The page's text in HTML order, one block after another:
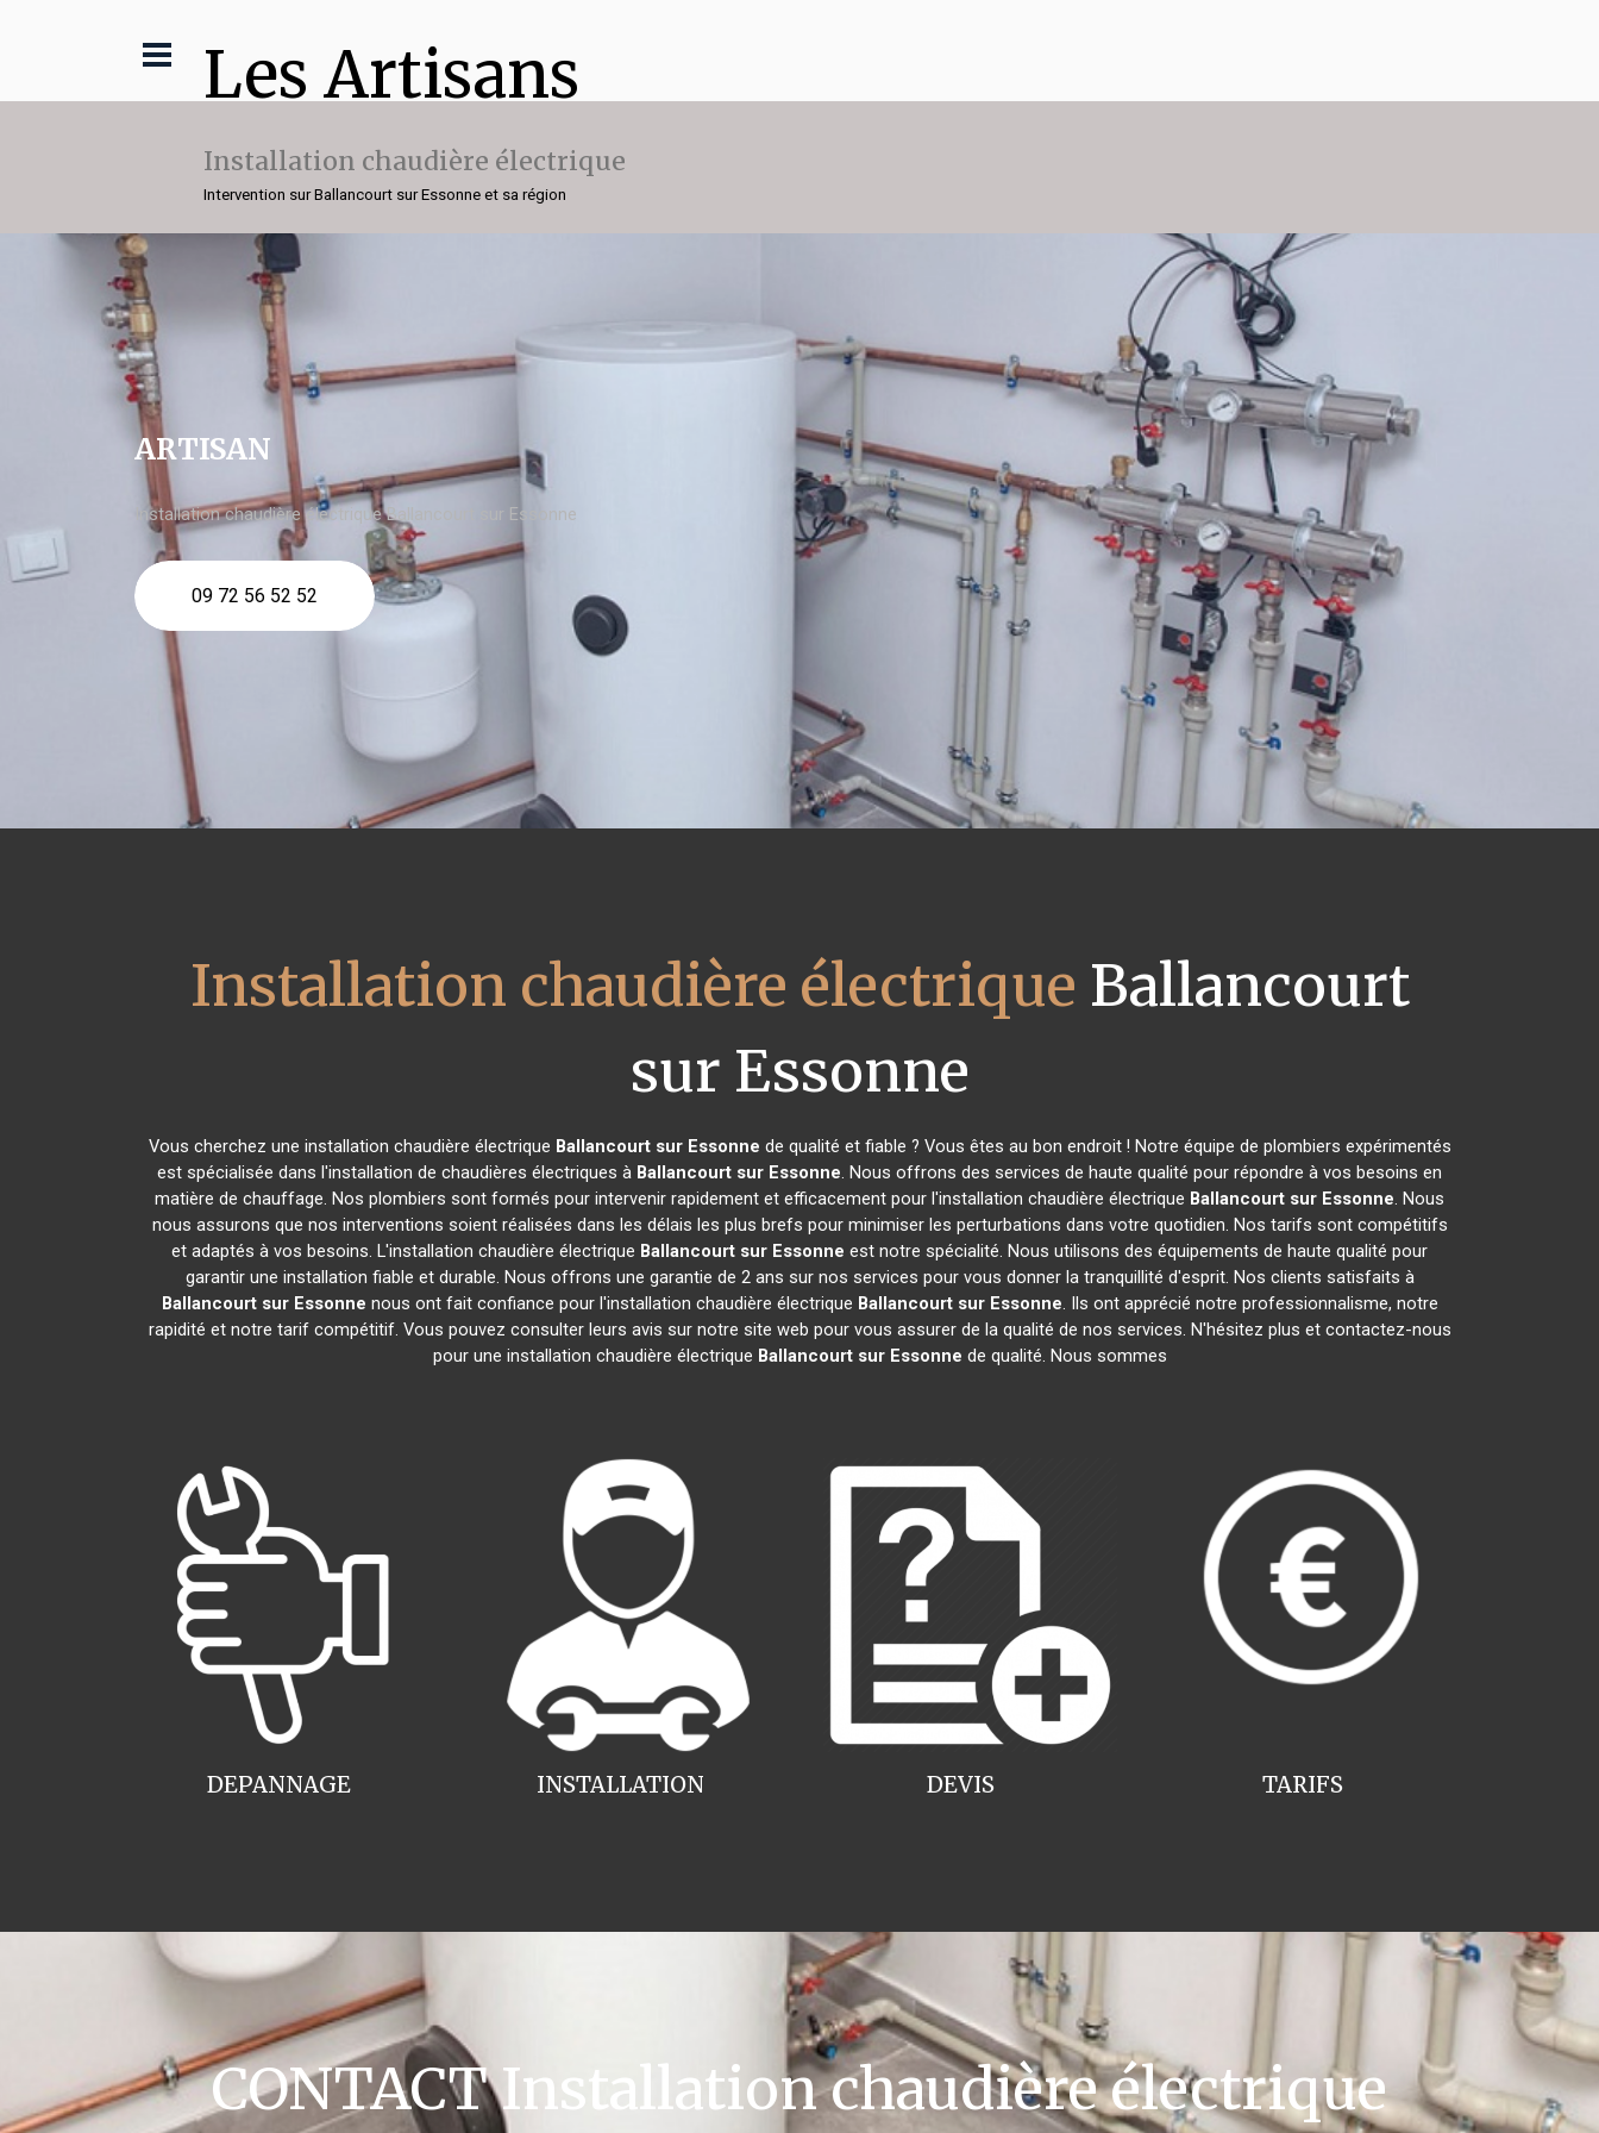
Les Artisans
Installation chaudière électrique
Intervention sur Ballancourt sur Essonne et sa région
ARTISAN
Installation chaudière électrique Ballancourt sur Essonne
09 72 56 52 52
Installation chaudière électrique Ballancourt
sur Essonne
Vous cherchez une installation chaudière électrique Ballancourt sur Essonne de qualité et fiable ? Vous êtes au bon endroit ! Notre équipe de plombiers expérimentés
est spécialisée dans l'installation de chaudières électriques à Ballancourt sur Essonne. Nous offrons des services de haute qualité pour répondre à vos besoins en
matière de chauffage. Nos plombiers sont formés pour intervenir rapidement et efficacement pour l'installation chaudière électrique Ballancourt sur Essonne. Nous
nous assurons que nos interventions soient réalisées dans les délais les plus brefs pour minimiser les perturbations dans votre quotidien. Nos tarifs sont compétitifs
et adaptés à vos besoins. L'installation chaudière électrique Ballancourt sur Essonne est notre spécialité. Nous utilisons des équipements de haute qualité pour
garantir une installation fiable et durable. Nous offrons une garantie de 2 ans sur nos services pour vous donner la tranquillité d'esprit. Nos clients satisfaits à
Ballancourt sur Essonne nous ont fait confiance pour l'installation chaudière électrique Ballancourt sur Essonne. Ils ont apprécié notre professionnalisme, notre
rapidité et notre tarif compétitif. Vous pouvez consulter leurs avis sur notre site web pour vous assurer de la qualité de nos services. N'hésitez plus et contactez-nous
pour une installation chaudière électrique Ballancourt sur Essonne de qualité. Nous sommes
INSTALLATION
DEPANNAGE TARIFS
DEVIS
CONTACT Installation chaudière électrique